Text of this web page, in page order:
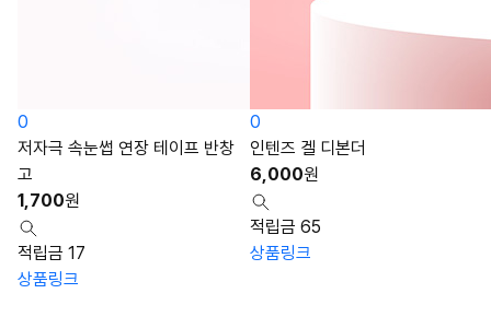
0
저자극 속눈썹 연장 테이프 반창
고
1,700원
적립금 17
상품링크
0
인텐즈 겔 디본더
6,000원
적립금 65
상품링크